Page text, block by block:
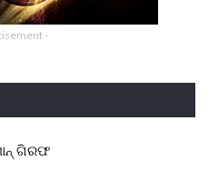
-
ଗିରଫ